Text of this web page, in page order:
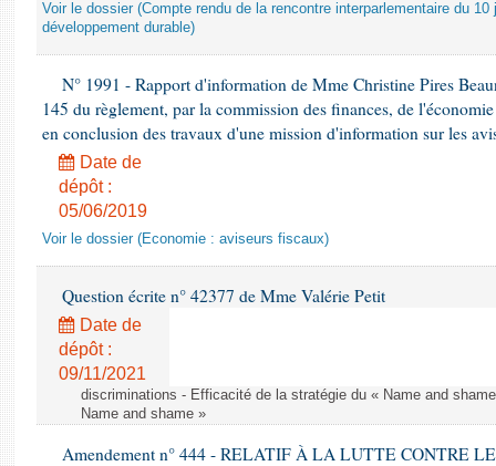
Voir le dossier (Compte rendu de la rencontre interparlementaire du
développement durable)
N° 1991 - Rapport d'information de Mme Christine Pires
145 du règlement, par la commission des finances, de
en conclusion des travaux d'une mission d'information sur les
Date de
dépôt :
05/06/2019
Voir le dossier (Economie : aviseurs fiscaux)
Question écrite n° 42377 de Mme Valérie Petit
Date de
dépôt :
09/11/2021
discriminations - Efficacité de la stratégie du « Name and
Name and shame »
Amendement n° 444 - RELATIF À LA LUTTE CONTRE